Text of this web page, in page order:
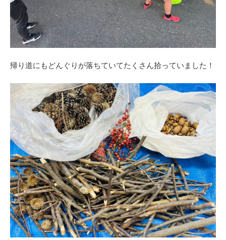
帰り道にもどんぐりが落ちていてたくさん拾っていました！